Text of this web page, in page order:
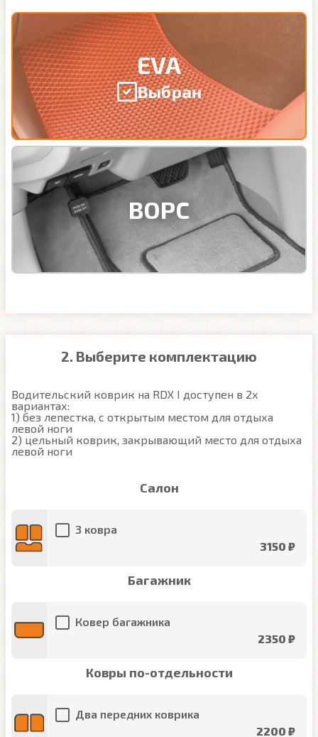
EVA
Выбран
ВОРС
2. Выберите комплектацию
Водительский коврик на RDX I доступен в 2х
вариантах:
1) без лепестка, с открытым местом для отдыха
левой ноги
2) цельный коврик, закрывающий место для отдыха
левой ноги
Салон
3 ковра
3150 ₽
Багажник
Ковер багажника
2350 ₽
Ковры по-отдельности
Два передних коврика
2200 ₽